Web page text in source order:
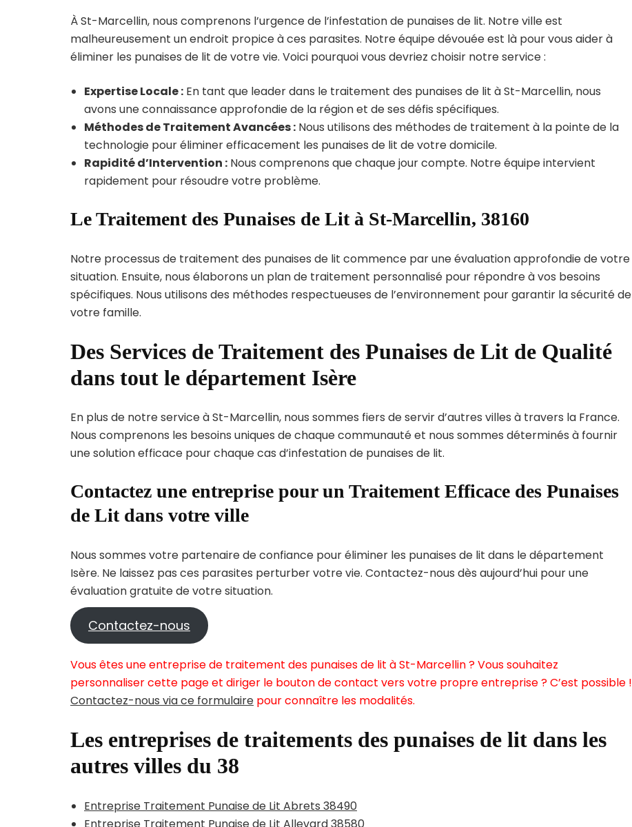
À St-Marcellin, nous comprenons l’urgence de l’infestation de punaises de lit. Notre ville est
malheureusement un endroit propice à ces parasites. Notre équipe dévouée est là pour vous aider à
éliminer les punaises de lit de votre vie. Voici pourquoi vous devriez choisir notre service :
Expertise Locale : En tant que leader dans le traitement des punaises de lit à St-Marcellin, nous
avons une connaissance approfondie de la région et de ses défis spécifiques.
Méthodes de Traitement Avancées : Nous utilisons des méthodes de traitement à la pointe de la
technologie pour éliminer efficacement les punaises de lit de votre domicile.
Rapidité d’Intervention : Nous comprenons que chaque jour compte. Notre équipe intervient
rapidement pour résoudre votre problème.
Le Traitement des Punaises de Lit à St-Marcellin, 38160
Notre processus de traitement des punaises de lit commence par une évaluation approfondie de votre
situation. Ensuite, nous élaborons un plan de traitement personnalisé pour répondre à vos besoins
spécifiques. Nous utilisons des méthodes respectueuses de l’environnement pour garantir la sécurité de
votre famille.
Des Services de Traitement des Punaises de Lit de Qualité
dans tout le département Isère
En plus de notre service à St-Marcellin, nous sommes fiers de servir d’autres villes à travers la France.
Nous comprenons les besoins uniques de chaque communauté et nous sommes déterminés à fournir
une solution efficace pour chaque cas d’infestation de punaises de lit.
Contactez une entreprise pour un Traitement Efficace des Punaises
de Lit dans votre ville
Nous sommes votre partenaire de confiance pour éliminer les punaises de lit dans le département
Isère. Ne laissez pas ces parasites perturber votre vie. Contactez-nous dès aujourd’hui pour une
évaluation gratuite de votre situation.
Contactez-nous
Vous êtes une entreprise de traitement des punaises de lit à St-Marcellin ? Vous souhaitez
personnaliser cette page et diriger le bouton de contact vers votre propre entreprise ? C’est possible !
Contactez-nous via ce formulaire pour connaître les modalités.
Les entreprises de traitements des punaises de lit dans les
autres villes du 38
Entreprise Traitement Punaise de Lit Abrets 38490
Entreprise Traitement Punaise de Lit Allevard 38580